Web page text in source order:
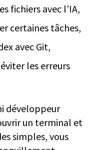
fichiers avec l’IA,
certaines tâches,
avec Git,
les erreurs
développeur
un terminal et
simples, vous